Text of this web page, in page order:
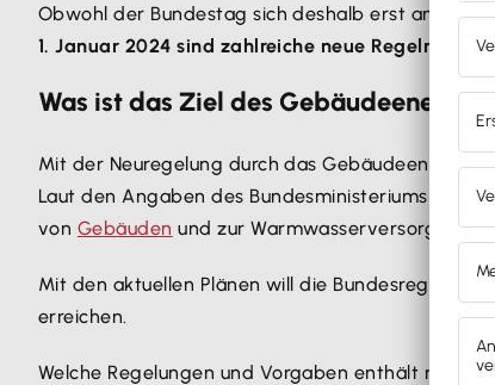
Obwohl der Bundestag sich deshalb erst am 8.
1. Januar 2024 sind zahlreiche neue Regeln und
Was ist das Ziel des
Mit der Neuregelung durch das
Laut den Angaben des Bundesministeriums für
von Gebäuden und zur Warmwasserversorgung
Mit den aktuellen Plänen will die
erreichen.
Welche Regelungen und Vorgaben enthält nun